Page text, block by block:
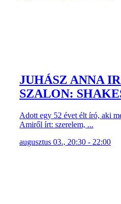
JUHÁSZ ANNA
SZALON:
Adott egy 52 évet élt író, aki
Amiről írt: szerelem, ...
augusztus 03., 20:30 - 22:00